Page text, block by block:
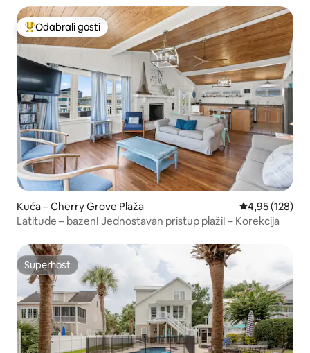
Među najviše rangiranima s oznakom „Odabrali gosti”
Odabrali gosti
Kuća – Cherry Grove Plaža Prosječna
4,95 (128)
Latitude – bazen! Jednostavan pristup plaži! – Korekcija
Superhost
Superhost